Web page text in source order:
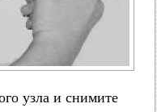
узла и снимите